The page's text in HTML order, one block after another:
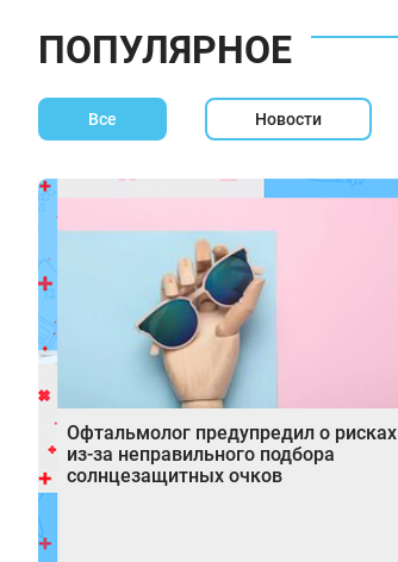
ПОПУЛЯРНОЕ
Все Новости
Офтальмолог предупредил о рисках
из-за неправильного подбора
солнцезащитных очков